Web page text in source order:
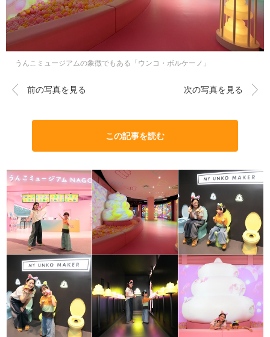
うんこミュージアムの象徴でもある「ウンコ・ボルケーノ」
前の写真を見る 次の写真を見る
この記事を読む